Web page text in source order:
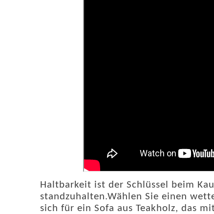
Haltbarkeit ist der Schlüssel beim
standzuhalten.Wählen Sie einen
sich für ein Sofa aus Teakholz, das